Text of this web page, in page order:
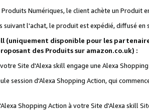
Numériques, le client achète un Produit
suivant l'achat, le produit est expédié, diffusé
(uniquement disponible pour les
des Produits sur amazon.co.uk) :
Site d'Alexa skill engage une Alexa
session d'Alexa Shopping Action, qui
Shopping Action à votre Site d'Alexa skill